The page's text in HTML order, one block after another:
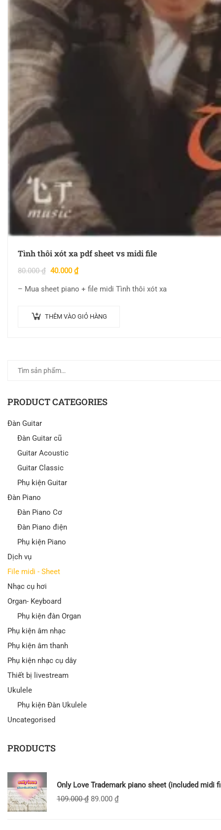
Tình thôi xót xa pdf sheet vs midi file
80.000₫ 40.000₫
– Mua sheet piano + file midi Tình thôi xót xa
THÊM VÀO GIỎ HÀNG
PRODUCT CATEGORIES
Đàn Guitar
Đàn Guitar cũ
Guitar Acoustic
Guitar Classic
Phụ kiện Guitar
Đàn Piano
Đàn Piano Cơ
Đàn Piano điện
Phụ kiện Piano
Dịch vụ
File midi - Sheet
Nhạc cụ hơi
Organ- Keyboard
Phụ kiện đàn Organ
Phụ kiện âm nhạc
Phụ kiện âm thanh
Phụ kiện nhạc cụ dây
Thiết bị livestream
Ukulele
Phụ kiện Đàn Ukulele
Uncategorised
PRODUCTS
Only Love Trademark piano sheet (included midi
109.000₫ 89.000 ₫